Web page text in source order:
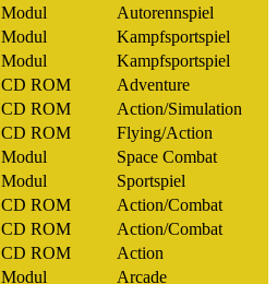
Modul
Autorennspiel
Modul
Kampfsportspiel
Modul
Kampfsportspiel
CD ROM
Adventure
CD ROM
Action/Simulation
CD ROM
Flying/Action
Modul
Space Combat
Modul
Sportspiel
CD ROM
Action/Combat
CD ROM
Action/Combat
CD ROM
Action
Modul
Arcade